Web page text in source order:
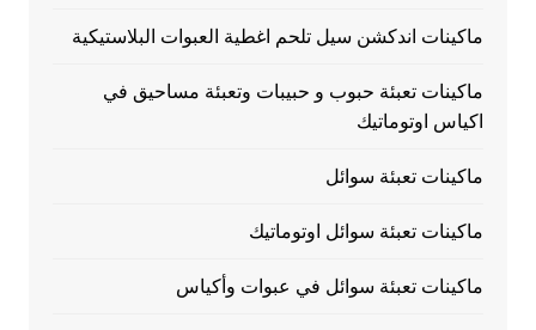
ماكينات اندكشن سيل تلحم اغطية العبوات البلاستيكية
ماكينات تعبئة حبوب و حبيبات وتعبئة مساحيق في
اكياس اوتوماتيك
ماكينات تعبئة سوائل
ماكينات تعبئة سوائل اوتوماتيك
ماكينات تعبئة سوائل في عبوات وأكياس